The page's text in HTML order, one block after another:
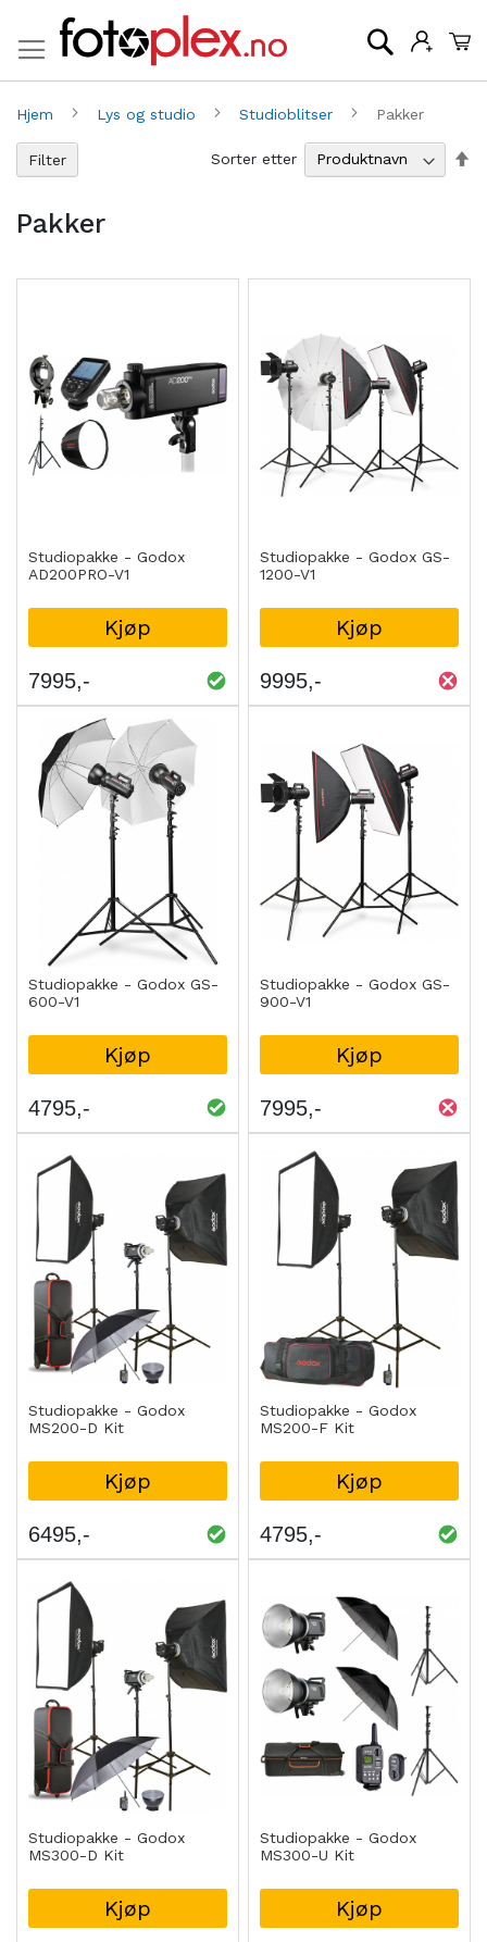
Søk
Hjem Lys og studio Studioblitser Pakker
Pakker
Sorter etter
Studiopakke - Godox
AD200PRO-V1
Kjøp
7995
Studiopakke - Godox GS-
1200-V1
Kjøp
9995
Studiopakke - Godox GS-
600-V1
Kjøp
4795
Studiopakke - Godox GS-
900-V1
Kjøp
7995
Studiopakke - Godox
MS200-D Kit
Kjøp
6495
Studiopakke - Godox
MS200-F Kit
Kjøp
4795
Studiopakke - Godox
MS300-D Kit
Kjøp
Studiopakke - Godox
MS300-U Kit
Kjøp
Filter